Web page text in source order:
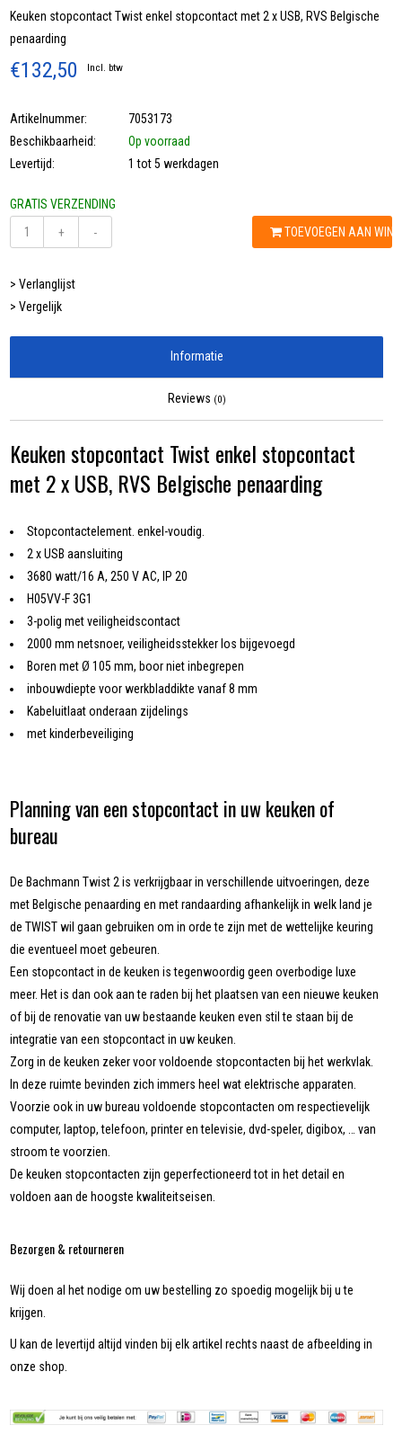
Keuken stopcontact Twist enkel stopcontact met 2 x USB, RVS Belgische
penaarding
€132,50 Incl. btw
Artikelnummer:
7053173
Beschikbaarheid:
Op voorraad
Levertijd:
1 tot 5 werkdagen
GRATIS VERZENDING
+
- TOEVOEGEN AAN
> Verlanglijst
> Vergelijk
Informatie
Reviews (0)
Keuken stopcontact Twist enkel stopcontact
met 2 x USB, RVS Belgische penaarding
Stopcontactelement. enkel-voudig.
2 x USB aansluiting
3680 watt/16 A, 250 V AC, IP 20
H05VV-F 3G1
3-polig met veiligheidscontact
2000 mm netsnoer, veiligheidsstekker los bijgevoegd
Boren met Ø 105 mm, boor niet inbegrepen
inbouwdiepte voor werkbladdikte vanaf 8 mm
Kabeluitlaat onderaan zijdelings
met kinderbeveiliging
Planning van een stopcontact in uw keuken of
bureau
De Bachmann Twist 2 is verkrijgbaar in verschillende uitvoeringen, deze
met Belgische penaarding en met randaarding afhankelijk in welk land je
de TWIST wil gaan gebruiken om in orde te zijn met de wettelijke keuring
die eventueel moet gebeuren.
Een stopcontact in de keuken is tegenwoordig geen overbodige luxe
meer. Het is dan ook aan te raden bij het plaatsen van een nieuwe keuken
of bij de renovatie van uw bestaande keuken even stil te staan bij de
integratie van een stopcontact in uw keuken.
Zorg in de keuken zeker voor voldoende stopcontacten bij het werkvlak.
In deze ruimte bevinden zich immers heel wat elektrische apparaten.
Voorzie ook in uw bureau voldoende stopcontacten om respectievelijk
computer, laptop, telefoon, printer en televisie, dvd-speler, digibox, … van
stroom te voorzien.
De keuken stopcontacten zijn geperfectioneerd tot in het detail en
voldoen aan de hoogste kwaliteitseisen.
Bezorgen & retourneren
Wij doen al het nodige om uw bestelling zo spoedig mogelijk bij u te
krijgen.
U kan de levertijd altijd vinden bij elk artikel rechts naast de afbeelding in
onze shop.